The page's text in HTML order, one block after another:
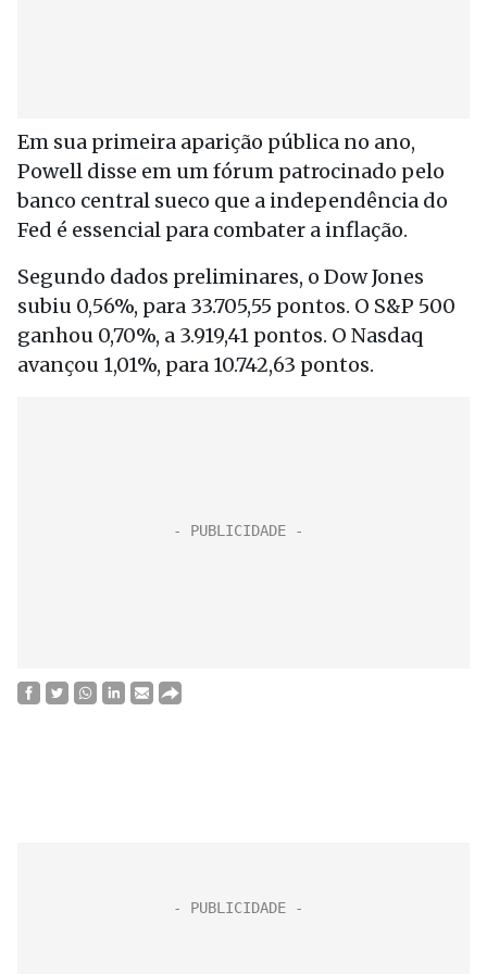
Em sua primeira aparição pública no ano,
Powell disse em um fórum patrocinado pelo
banco central sueco que a independência do
Fed é essencial para combater a inflação.
Segundo dados preliminares, o Dow Jones
subiu 0,56%, para 33.705,55 pontos. O S&P 500
ganhou 0,70%, a 3.919,41 pontos. O Nasdaq
avançou 1,01%, para 10.742,63 pontos.